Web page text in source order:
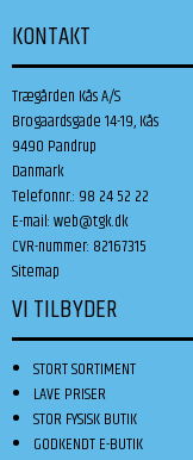
KONTAKT
Trægården Kås A/S
Brogaardsgade 14-19, Kås
9490 Pandrup
Danmark
Telefonnr.: 98 24 52 22
E-mail:web@tgk.dk
CVR-nummer: 82167315
Sitemap
VI TILBYDER
STORT SORTIMENT
LAVE PRISER
STOR FYSISK BUTIK
GODKENDT E-BUTIK